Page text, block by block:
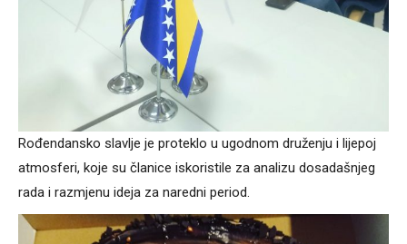
Rođendansko slavlje je proteklo u ugodnom druženju i lijepoj
atmosferi, koje su članice iskoristile za analizu dosadašnjeg
rada i razmjenu ideja za naredni period.